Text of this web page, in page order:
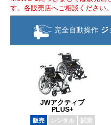
す。各販売店へご相談ください。
完全自動操作 ジ
JWアクティブ
PLUS+
販売 レンタル 試乗